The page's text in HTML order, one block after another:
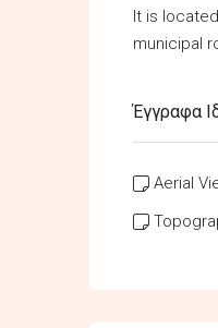
It is
municipal
Έγγραφα
Aerial